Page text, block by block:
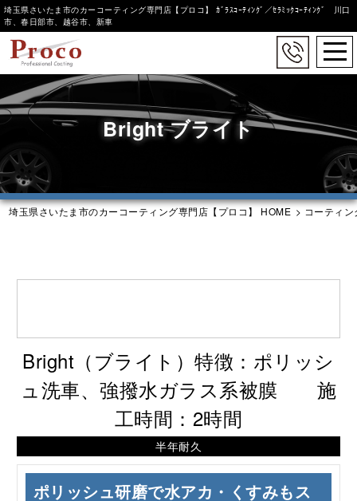
to
main
content
埼玉県さいたま市のカーコーティング専門店【プロコ】 ｶﾞﾗｽｺｰﾃｨﾝｸﾞ／ｾﾗﾐｯｸｺｰﾃｨﾝｸﾞ 川口
市、春日部市、越谷市、新車
Bright ブライト
埼玉県さいたま市のカーコーティング専門店【プロコ】 HOME > コーティン
Bright（ブライト）特徴：ポリッシ
ュ洗車、強撥水ガラス系被膜 施
工時間：2時間
半年耐久
ポリッシュ研磨で水アカ・くすみもス